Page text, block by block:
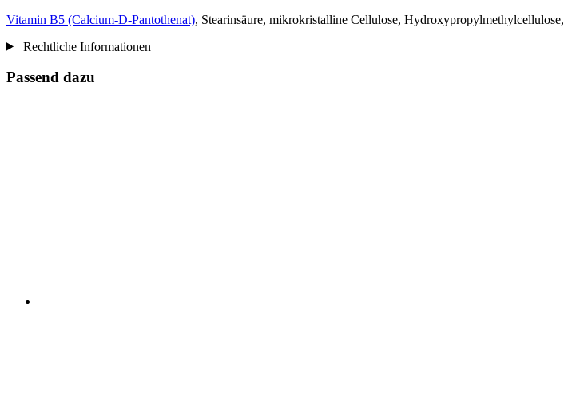
Vitamin B5 (Calcium-D-Pantothenat), Stearinsäure, mikrokristalline Cellulose, Hydroxypropylmethylcellulose,
Rechtliche Informationen
Passend dazu